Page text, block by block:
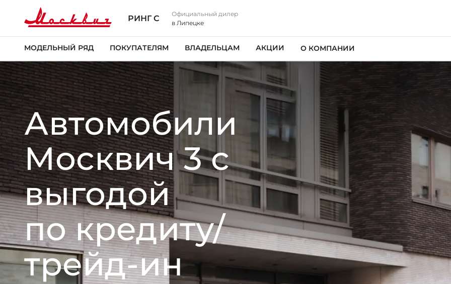
РИНГ С
Официальный дилер
в Липецке
МОДЕЛЬНЫЙ РЯД ПОКУПАТЕЛЯМ ВЛАДЕЛЬЦАМ АКЦИИ О КОМПАНИИ
Автомобили
Москвич 3 с
выгодой
по кредиту/
трейд-ин